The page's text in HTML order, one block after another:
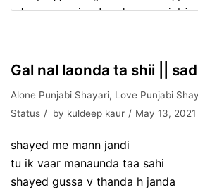
Gal nal laonda ta shii ||
Alone Punjabi Shayari, Love Punjabi
Status
by kuldeep kaur May 13, 2021
shayed me mann jandi
tu ik vaar manaunda taa sahi
shayed gussa v thanda h janda